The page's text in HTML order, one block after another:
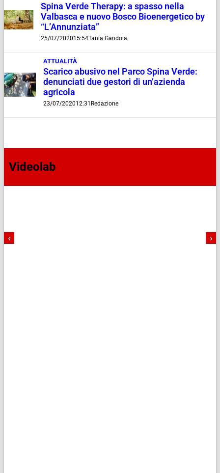
Spina Verde Therapy: a spasso nella
Valbasca e nuovo Bosco Bioenergetico by
“L’Annunziata”
25/07/202015:54Tania Gandola
ATTUALITÀ
Scarico abusivo nel Parco Spina Verde:
denunciati due gestori di un’azienda
agricola
23/07/202012:31 Redazione
Videolab
‹ ›